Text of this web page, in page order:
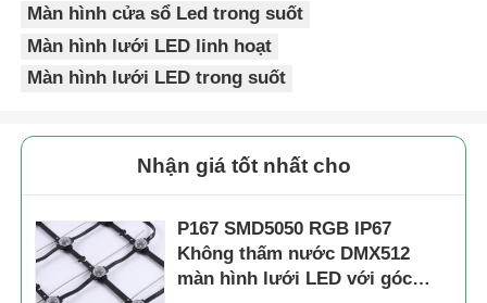
Màn hình cửa sổ Led trong suốt
Màn hình lưới LED linh hoạt
Màn hình lưới LED trong suốt
Nhận giá tốt nhất cho
P167 SMD5050 RGB IP67
Không thấm nước DMX512
màn hình lưới LED với góc